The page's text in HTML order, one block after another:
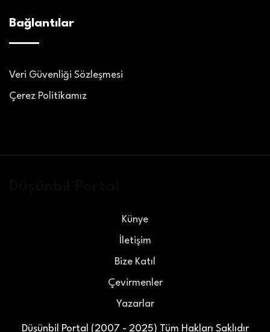
Bağlantılar
Veri Güvenliği Sözleşmesi
Çerez Politikamız
Düşünbil Portal (2007 - 2025) Tüm Hakları Saklıdır
Künye
İletişim
Bize Katıl
Çevirmenler
Yazarlar